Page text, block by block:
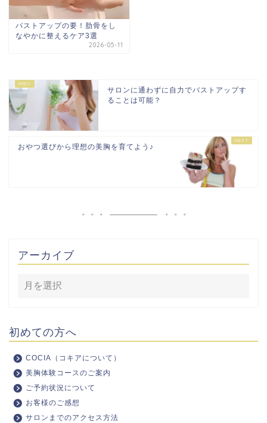
バストアップの要！肋骨をし
なやかに整えるケア3選
2026-05-11
サロンに通わずに自力でバストアップす
ることは可能？
おやつ選びから理想の美胸を育てよう♪
アーカイブ
初めての方へ
COCIA（コキアについて）
美胸体験コースのご案内
ご予約状況について
お客様のご感想
サロンまでのアクセス方法